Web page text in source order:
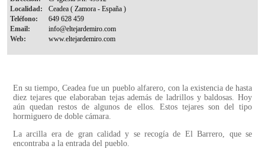
Localidad:
Teléfono:
Email:
Web:
En su tiempo, Ceadea fue un pueblo alfarero, con la existencia de hasta
diez tejares que elaboraban tejas además de ladrillos y baldosas. Hoy
aún quedan restos de algunos de ellos. Estos tejares son del tipo
hormiguero de doble cámara.
La arcilla era de gran calidad y se recogía de El Barrero, que se
encontraba a la entrada del pueblo.